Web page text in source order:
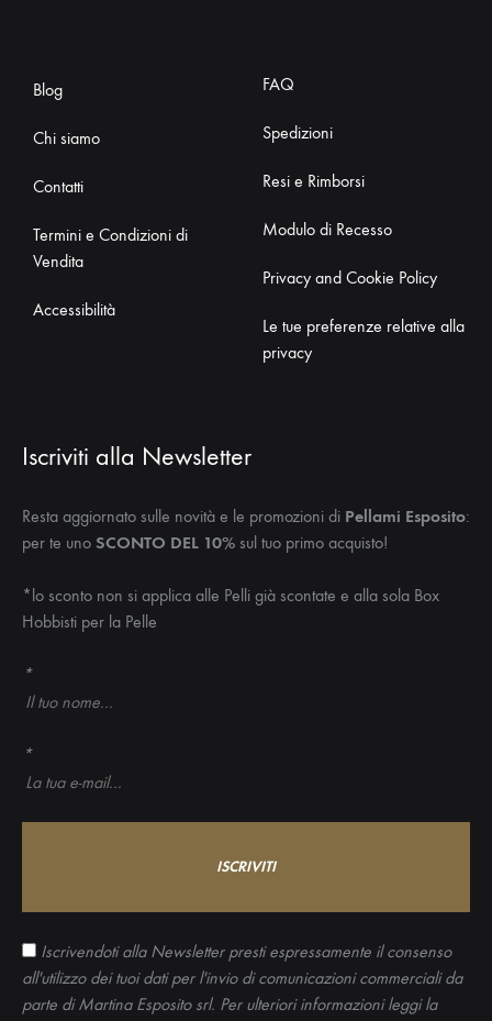
Blog
Chi siamo
Contatti
Termini e Condizioni di
Vendita
Accessibilità
FAQ
Spedizioni
Resi e Rimborsi
Modulo di Recesso
Privacy and Cookie Policy
Le tue preferenze relative alla
privacy
Iscriviti alla Newsletter
Resta aggiornato sulle novità e le promozioni di Pellami Esposito:
per te uno SCONTO DEL 10% sul tuo primo acquisto!
*lo sconto non si applica alle Pelli già scontate e alla sola Box
Hobbisti per la Pelle
*
*
Iscrivendoti alla Newsletter presti espressamente il consenso
all'utilizzo dei tuoi dati per l'invio di comunicazioni commerciali da
parte di Martina Esposito srl. Per ulteriori informazioni leggi la